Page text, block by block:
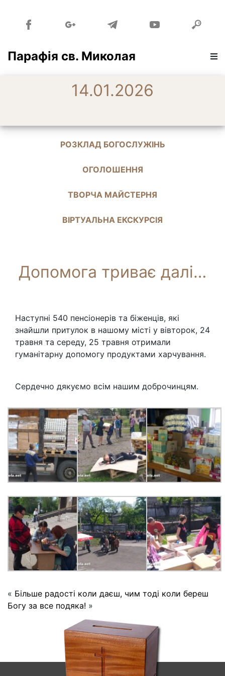
Парафія св. Миколая
14.01.2026
РОЗКЛАД БОГОСЛУЖІНЬ
ОГОЛОШЕННЯ
ТВОРЧА МАЙСТЕРНЯ
ВІРТУАЛЬНА ЕКСКУРСІЯ
Допомога триває далі…
Наступні 540 пенсіонерів та біженців, які
знайшли притулок в нашому місті у вівторок, 24
травня та середу, 25 травня отримали
гуманітарну допомогу продуктами харчування.
Сердечно дякуємо всім нашим доброчинцям.
« Більше радості коли даєш, чим тоді коли береш
Богу за все подяка! »